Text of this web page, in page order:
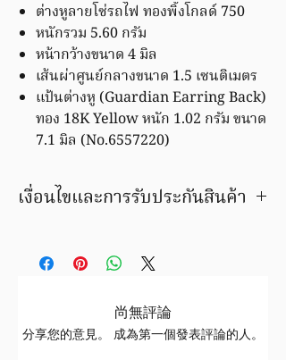
ต่างหูลายโซ่รถไฟ ทองพิ้งโกลด์ 750
หนักรวม 5.60 กรัม
หน้ากว้างขนาด 4 มิล
เส้นผ่าศูนย์กลางขนาด 1.5 เซนติเมตร
แป้นต่างหู (Guardian Earring Back)
ทอง 18K Yellow หนัก 1.02 กรัม ขนาด
7.1 มิล (No.6557220)
เงื่อนไขและการรับประกันสินค้า
ภายในระยะเวลารับประกัน
สินค้ารายการนี้ เปลี่ยน / ขายคืน ได้ตาม
สินค้าชิ้นนี้ อาจมีการเปลี่ยนแปลงราคา
尚無評論
分享您的意見。 成為第一個發表評論的人。